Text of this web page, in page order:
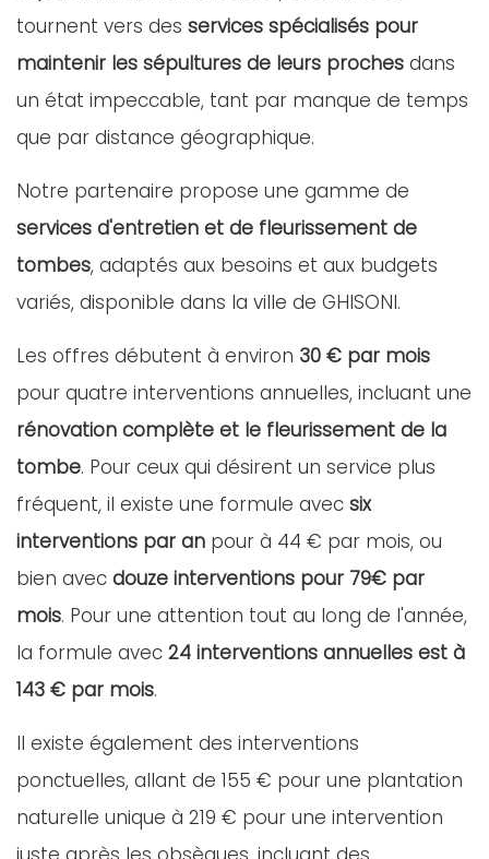
tournent vers des services spécialisés pour
maintenir les sépultures de leurs proches dans
un état impeccable, tant par manque de temps
que par distance géographique.
Notre partenaire propose une gamme de
services d'entretien et de fleurissement de
tombes, adaptés aux besoins et aux budgets
variés, disponible dans la ville de GHISONI.
Les offres débutent à environ 30 € par mois
pour quatre interventions annuelles, incluant une
rénovation complète et le fleurissement de la
tombe. Pour ceux qui désirent un service plus
fréquent, il existe une formule avec six
interventions par an pour à 44 € par mois, ou
bien avec douze interventions pour 79€ par
mois. Pour une attention tout au long de l'année,
la formule avec 24 interventions annuelles est à
143 € par mois.
Il existe également des interventions
ponctuelles, allant de 155 € pour une plantation
naturelle unique à 219 € pour une intervention